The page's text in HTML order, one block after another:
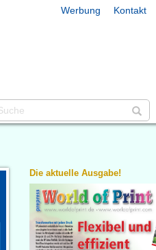
Werbung Kontakt
Die aktuelle Ausgabe!